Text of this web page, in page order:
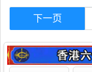
下一页